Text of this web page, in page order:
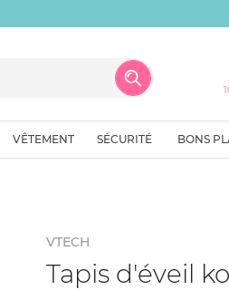
VÊTEMENT SÉCURITÉ BONS
VTECH
Tapis d'éveil